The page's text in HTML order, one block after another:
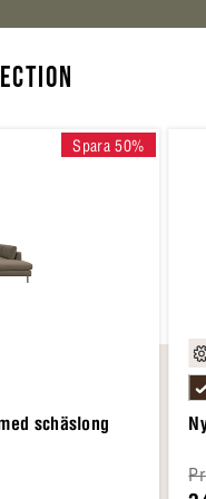
Spara 50%
schäslong